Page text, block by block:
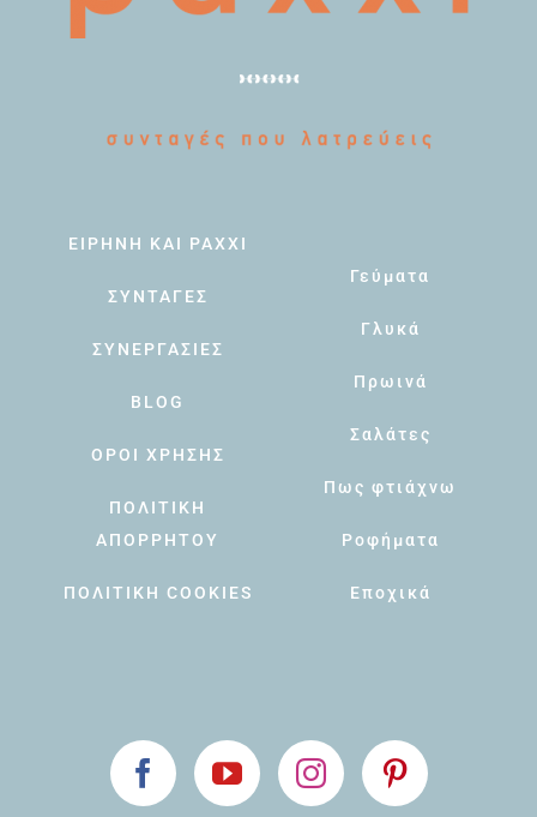
ΕΙΡΗΝΗ ΚΑΙ PAXXI
ΣΥΝΤΑΓΕΣ
ΣΥΝΕΡΓΑΣΙΕΣ
BLOG
ΟΡΟΙ ΧΡΗΣΗΣ
ΠΟΛΙΤΙΚΗ
ΑΠΟΡΡΗΤΟΥ
ΠΟΛΙΤΙΚΗ COOKIES
Γεύματα
Γλυκά
Πρωινά
Σαλάτες
Πως φτιάχνω
Ροφήματα
Εποχικά